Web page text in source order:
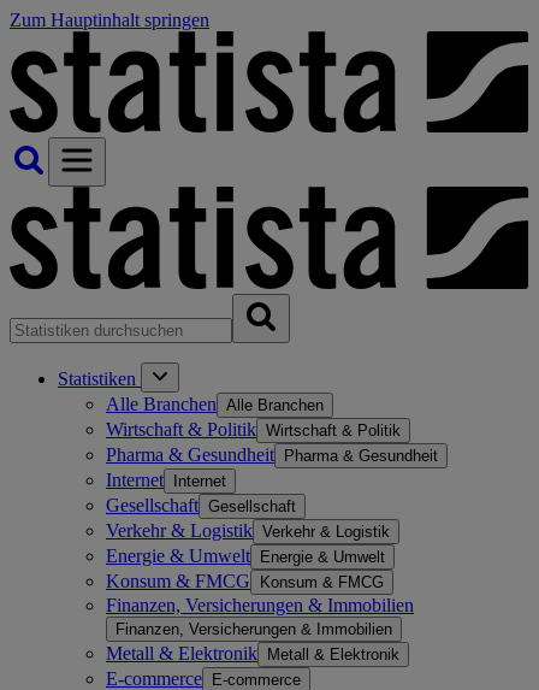
Zum Hauptinhalt springen
Statistiken
Alle Branchen Alle Branchen
Wirtschaft & Politik Wirtschaft & Politik
Pharma & Gesundheit Pharma & Gesundheit
Internet Internet
Gesellschaft Gesellschaft
Verkehr & Logistik Verkehr & Logistik
Energie & Umwelt Energie & Umwelt
Konsum & FMCG Konsum & FMCG
Finanzen, Versicherungen & Immobilien
Finanzen, Versicherungen & Immobilien
Metall & Elektronik Metall & Elektronik
E-commerce E-commerce